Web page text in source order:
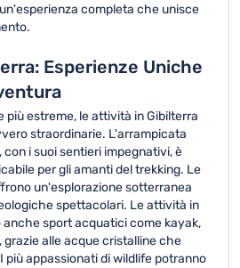
completa che unisce
Esperienze Uniche
estreme, le attività in Gibilterra
straordinarie. L'arrampicata
con i suoi sentieri impegnativi, è
per gli amanti del trekking. Le
un'esplorazione sotterranea
spettacolari. Le attività in
sport acquatici come kayak,
grazie alle acque cristalline che
più appassionati di wildlife potranno